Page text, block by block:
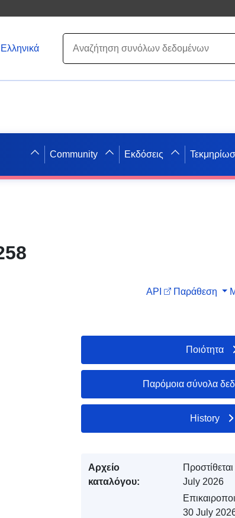
Ελληνικά
Community Εκδόσεις
API Παράθεση
Ποιότητα
Παρόμοια σύνολα
History
Αρχείο
καταλόγου:
July 2026
30 July